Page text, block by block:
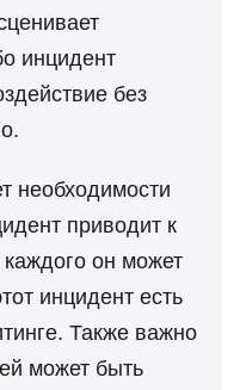
инцидент
без
необходимости
приводит к
он может
инцидент есть
Также важно
может быть